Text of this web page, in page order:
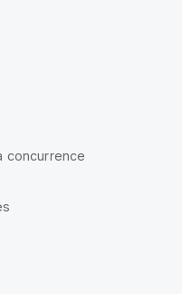
concurrence